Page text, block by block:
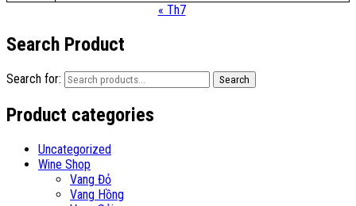
« Th7
Search Product
Search for: Search
Product categories
Uncategorized
Wine Shop
Vang Đỏ
Vang Hồng